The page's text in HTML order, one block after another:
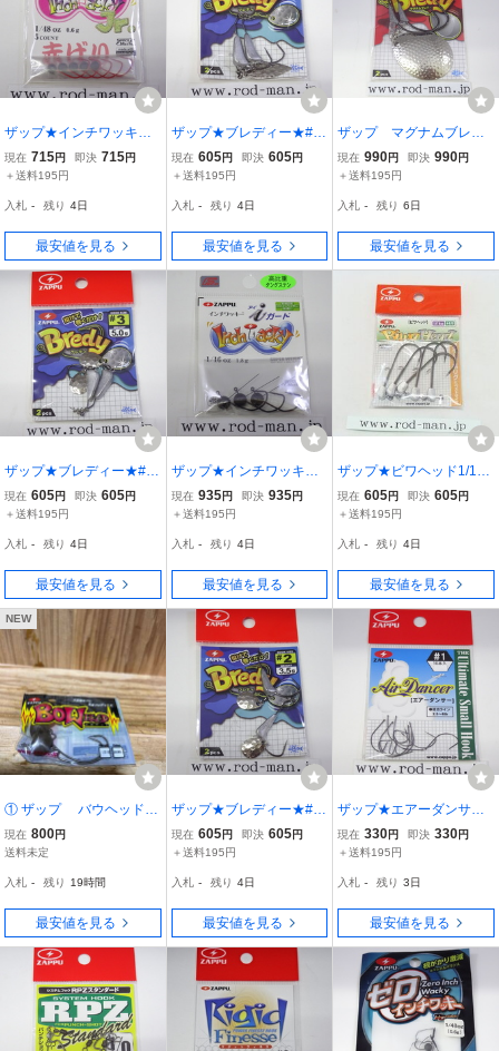
ザップ★インチワッキー
ジュニア★#1/48oz(0.6g)
★赤ばり★エコ認定商品
現在 715円 即決 715円
＋送料195円
入札 - 残り 4日
最安値を見る
ザップ★ブレディー★#2
★5g★ウィロー
現在 605円 即決 605円
＋送料195円
入札 - 残り 4日
最安値を見る
ザップ マグナムブレデ
ィ #6/0 1.8g ブレー
ドサイズ#6
現在 990円 即決 990円
＋送料195円
入札 - 残り 6日
最安値を見る
ザップ★ブレディー★#3
★5g★コロラド
現在 605円 即決 605円
＋送料195円
入札 - 残り 4日
最安値を見る
ザップ★インチワッキー
アイガード★#1/16oz（1.
8g）★エコ認定商品
現在 935円 即決 935円
＋送料195円
入札 - 残り 4日
最安値を見る
ザップ★ビワヘッド1/16o
z(1.8g)★#4/0
現在 605円 即決 605円
＋送料195円
入札 - 残り 4日
最安値を見る
NEW
① ザップ バウヘッド
1/2
現在 800円
送料未定
入札 - 残り 19時間
最安値を見る
ザップ★ブレディー★#2
★3.5g★コロラド
現在 605円 即決 605円
＋送料195円
入札 - 残り 4日
最安値を見る
ザップ★エアーダンサー
★#1
現在 330円 即決 330円
＋送料195円
入札 - 残り 3日
最安値を見る